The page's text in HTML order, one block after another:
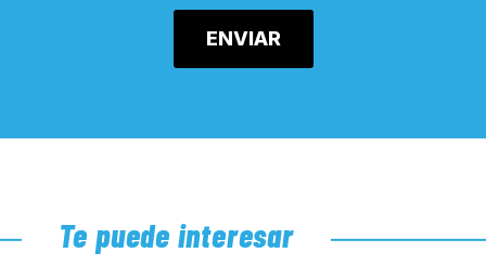
Te puede interesar